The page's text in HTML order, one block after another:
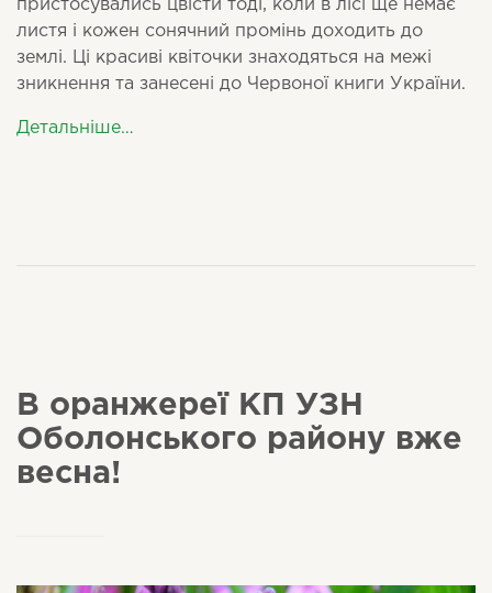
пристосувались цвісти тоді, коли в лісі ще немає
листя і кожен сонячний промінь доходить до
землі. Ці красиві квіточки знаходяться на межі
зникнення та занесені до Червоної книги України.
Детальніше…
В оранжереї КП УЗН
Оболонського району вже
весна!